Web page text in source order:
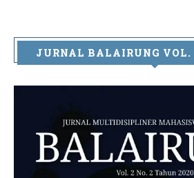
JURNAL BALAIRUNG VOL.